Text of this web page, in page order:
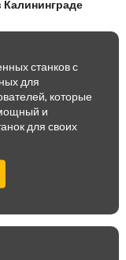
станков с
для
которые
и
для своих